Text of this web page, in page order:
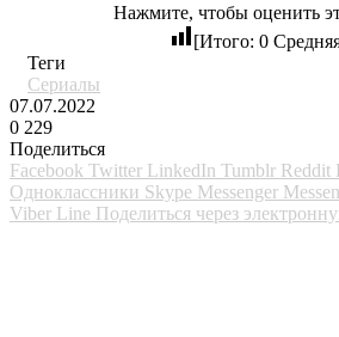
Нажмите, чтобы оценить
[Итого: 0
Теги
Сериалы
07.07.2022
0 229
Поделиться
Facebook Twitter LinkedIn Tumblr Reddit
Одноклассники Skype Messenger
Viber Line Поделиться через